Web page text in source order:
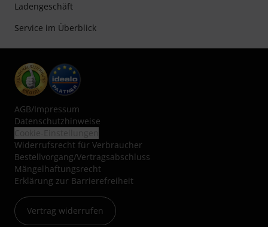
Ladengeschäft
Service im Überblick
AGB/Impressum
Datenschutzhinweise
Widerrufsrecht für Verbraucher
Bestellvorgang/Vertragsabschluss
Mängelhaftungsrecht
Erklärung zur Barrierefreiheit
Vertrag widerrufen